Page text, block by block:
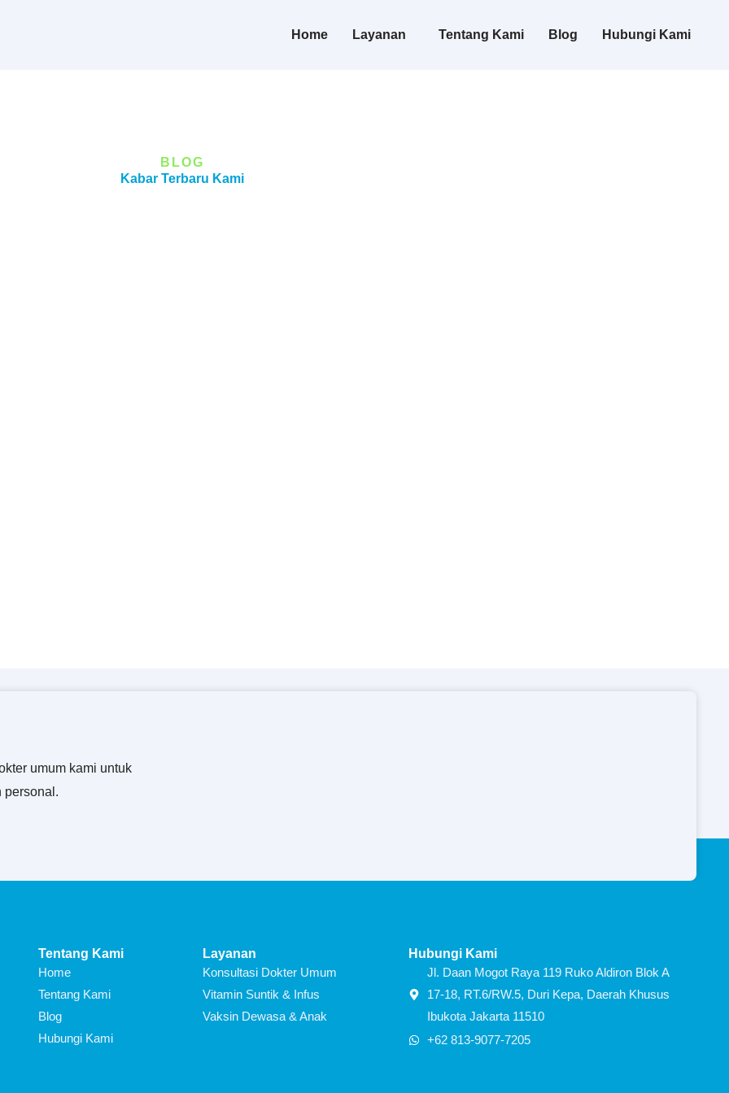
Home Layanan Tentang Kami Blog Hubungi Kami
BLOG
Kabar Terbaru Kami
umum kami untuk
personal.
Tentang Kami
Home
Tentang Kami
Blog
Hubungi Kami
Layanan
Konsultasi Dokter Umum
Vitamin Suntik & Infus
Vaksin Dewasa & Anak
Hubungi Kami
Jl. Daan Mogot Raya 119 Ruko Aldiron Blok A
17-18, RT.6/RW.5, Duri Kepa, Daerah Khusus
Ibukota Jakarta 11510
+62 813-9077-7205